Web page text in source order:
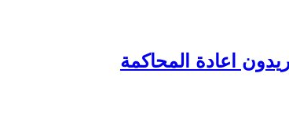
اعادة المحاكمة